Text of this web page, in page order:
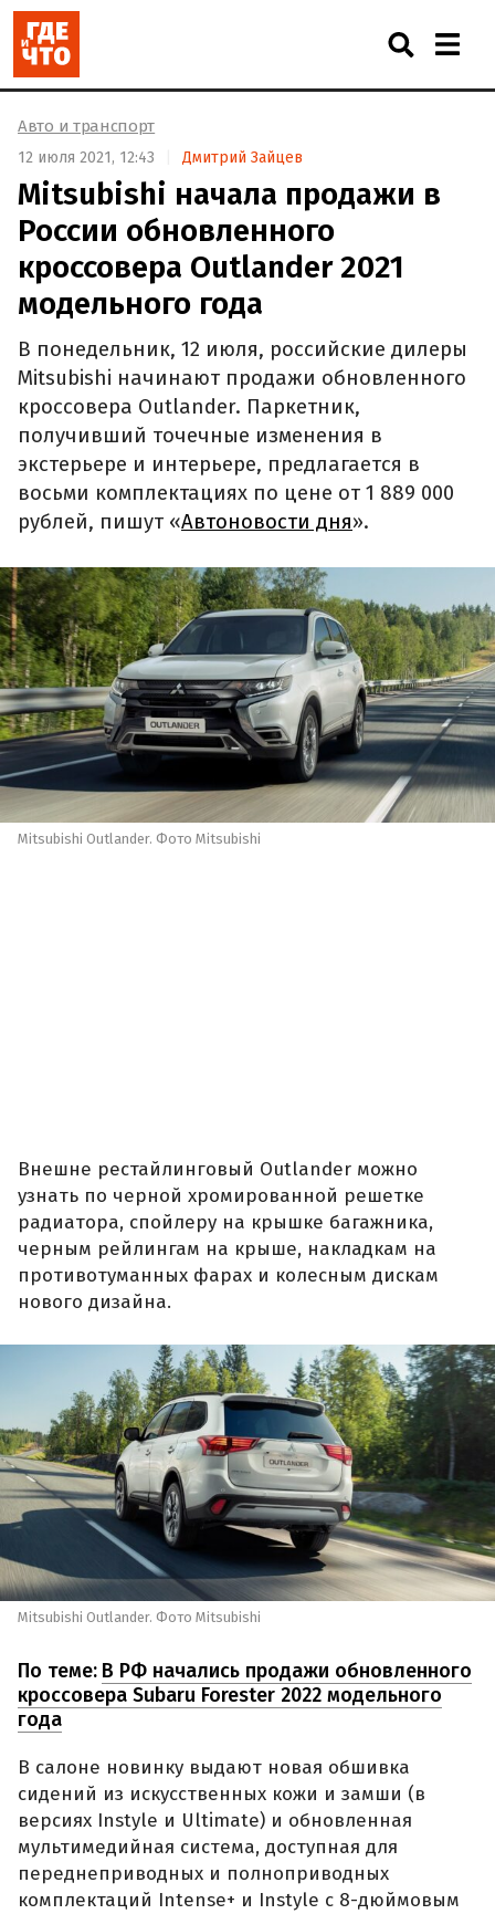
Авто и транспорт
12 июля 2021, 12:43 Дмитрий Зайцев
Mitsubishi начала продажи в
России обновленного
кроссовера Outlander 2021
модельного года
В понедельник, 12 июля, российские дилеры
Mitsubishi начинают продажи обновленного
кроссовера Outlander. Паркетник,
получивший точечные изменения в
экстерьере и интерьере, предлагается в
восьми комплектациях по цене от 1 889 000
рублей, пишут «Автоновости дня».
Mitsubishi Outlander. Фото Mitsubishi
Внешне рестайлинговый Outlander можно
узнать по черной хромированной решетке
радиатора, спойлеру на крышке багажника,
черным рейлингам на крыше, накладкам на
противотуманных фарах и колесным дискам
нового дизайна.
Mitsubishi Outlander. Фото Mitsubishi
По теме: В РФ начались продажи обновленного
кроссовера Subaru Forester 2022 модельного
года
В салоне новинку выдают новая обшивка
сидений из искусственных кожи и замши (в
версиях Instyle и Ultimate) и обновленная
мультимедийная система, доступная для
переднеприводных и полноприводных
комплектаций Intense+ и Instyle с 8-дюймовым